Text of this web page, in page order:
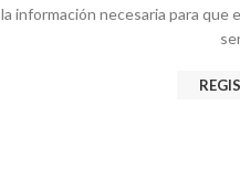
la información necesaria para que